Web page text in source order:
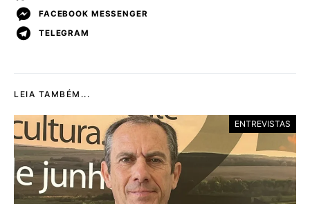
FACEBOOK MESSENGER
TELEGRAM
LEIA TAMBÉM...
ENTREVISTAS